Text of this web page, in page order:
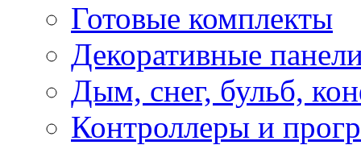
Готовые комплекты
Декоративные
Дым, снег, бульб,
Контроллеры и